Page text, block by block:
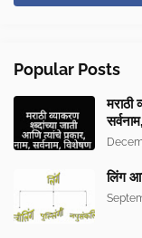
Popular Posts
मराठी
लिंग